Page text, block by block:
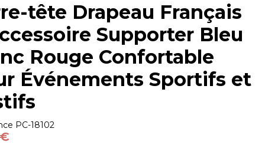
tête Drapeau Français
Supporter Bleu
Rouge Confortable
Événements Sportifs et
PC-18102